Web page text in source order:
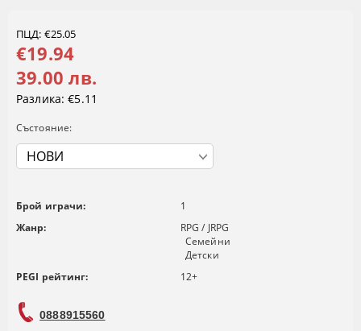
ПЦД: €25.05
€19.94
39.00 лв.
Разлика: €5.11
Състояние:
Брой играчи:
1
Жанр:
RPG / JRPG
Семейни
Детски
PEGI рейтинг:
12+
0888915560